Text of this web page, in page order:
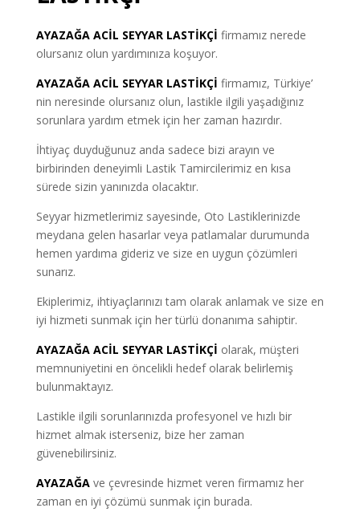
AYAZAĞA ACİL SEYYAR LASTİKÇİ firmamız nerede
olursanız olun yardımınıza koşuyor.
AYAZAĞA ACİL SEYYAR LASTİKÇİ firmamız, Türkiye’
nin neresinde olursanız olun, lastikle ilgili yaşadığınız
sorunlara yardım etmek için her zaman hazırdır.
İhtiyaç duyduğunuz anda sadece bizi arayın ve
birbirinden deneyimli Lastik Tamircilerimiz en kısa
sürede sizin yanınızda olacaktır.
Seyyar hizmetlerimiz sayesinde, Oto Lastiklerinizde
meydana gelen hasarlar veya patlamalar durumunda
hemen yardıma gideriz ve size en uygun çözümleri
sunarız.
Ekiplerimiz, ihtiyaçlarınızı tam olarak anlamak ve size en
iyi hizmeti sunmak için her türlü donanıma sahiptir.
AYAZAĞA ACİL SEYYAR LASTİKÇİ olarak, müşteri
memnuniyetini en öncelikli hedef olarak belirlemiş
bulunmaktayız.
Lastikle ilgili sorunlarınızda profesyonel ve hızlı bir
hizmet almak isterseniz, bize her zaman
güvenebilirsiniz.
AYAZAĞAve çevresinde hizmet veren firmamız her
zaman en iyi çözümü sunmak için burada.